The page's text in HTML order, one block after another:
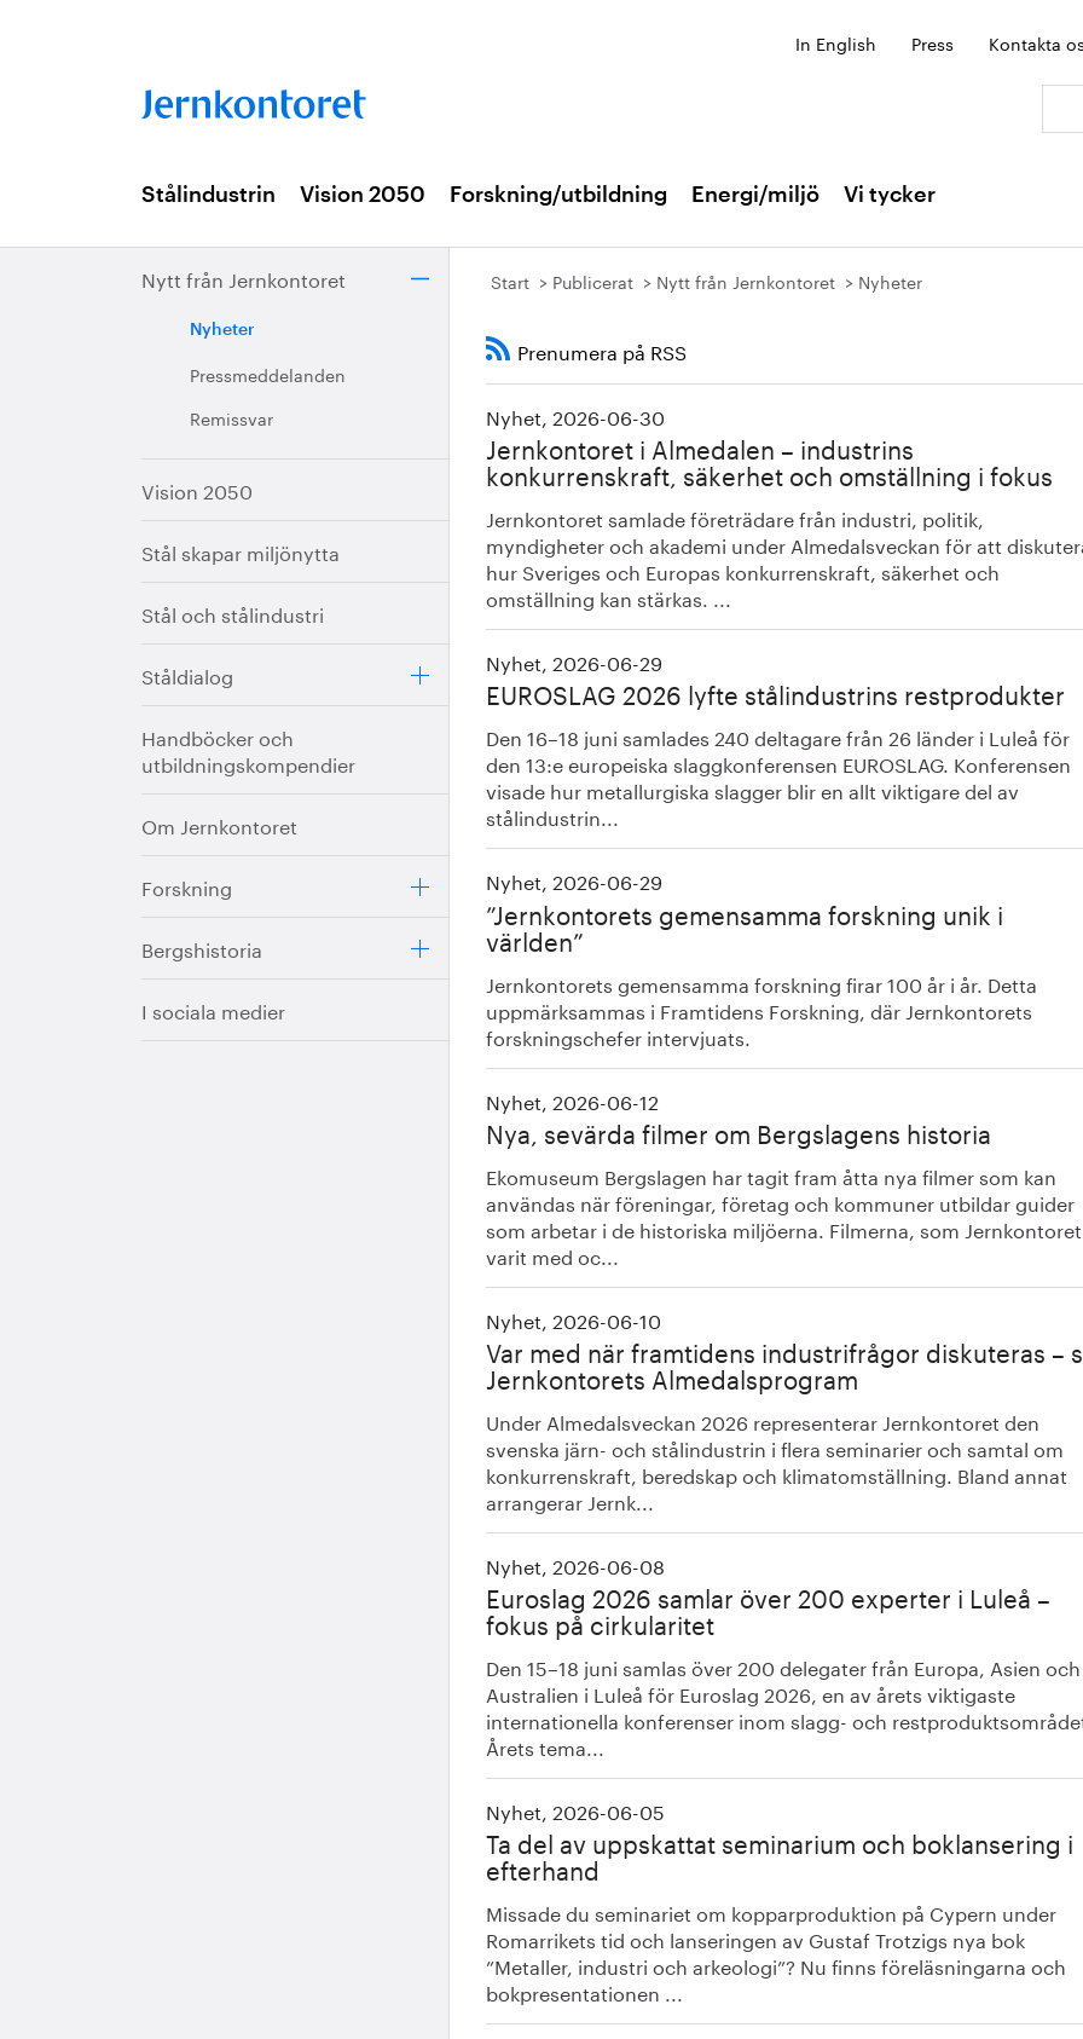
In English Press Kontakta
Stålindustrin Vision 2050 Forskning/utbildning Energi/miljö Vi tycker
Nytt från Jernkontoret
Nyheter
Pressmeddelanden
Remissvar
Vision 2050
Stål skapar miljönytta
Stål och stålindustri
Ståldialog
Handböcker och
utbildningskompendier
Om Jernkontoret
Forskning
Bergshistoria
I sociala medier
Start Publicerat Nytt från Jernkontoret Nyheter
Prenumera på RSS
Nyhet, 2026-06-30
Jernkontoret i Almedalen – industrins
konkurrenskraft, säkerhet och omställning i fokus
Jernkontoret samlade företrädare från industri, politik,
myndigheter och akademi under Almedalsveckan för att
hur Sveriges och Europas konkurrenskraft, säkerhet och
omställning kan stärkas. ...
Nyhet, 2026-06-29
EUROSLAG 2026 lyfte stålindustrins restprodukter
Den 16–18 juni samlades 240 deltagare från 26 länder i Luleå för
den 13:e europeiska slaggkonferensen EUROSLAG. Konferensen
visade hur metallurgiska slagger blir en allt viktigare del av
stålindustrin...
Nyhet, 2026-06-29
”Jernkontorets gemensamma forskning unik i
världen”
Jernkontorets gemensamma forskning firar 100 år i år. Detta
uppmärksammas i Framtidens Forskning, där Jernkontorets
forskningschefer intervjuats.
Nyhet, 2026-06-12
Nya, sevärda filmer om Bergslagens historia
Ekomuseum Bergslagen har tagit fram åtta nya filmer som kan
användas när föreningar, företag och kommuner utbildar guider
som arbetar i de historiska miljöerna. Filmerna, som Jernkontoret
varit med oc...
Nyhet, 2026-06-10
Var med när framtidens industrifrågor diskuteras –
Jernkontorets Almedalsprogram
Under Almedalsveckan 2026 representerar Jernkontoret den
svenska järn- och stålindustrin i flera seminarier och samtal om
konkurrenskraft, beredskap och klimatomställning. Bland annat
arrangerar Jernk...
Nyhet, 2026-06-08
Euroslag 2026 samlar över 200 experter i Luleå –
fokus på cirkularitet
Den 15–18 juni samlas över 200 delegater från Europa, Asien och
Australien i Luleå för Euroslag 2026, en av årets viktigaste
internationella konferenser inom slagg- och
Årets tema...
Nyhet, 2026-06-05
Ta del av uppskattat seminarium och boklansering i
efterhand
Missade du seminariet om kopparproduktion på Cypern under
Romarrikets tid och lanseringen av Gustaf Trotzigs nya bok
”Metaller, industri och arkeologi”? Nu finns föreläsningarna och
bokpresentationen ...